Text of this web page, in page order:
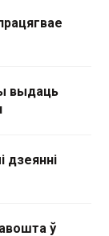
выдаць
дзеянні
ў